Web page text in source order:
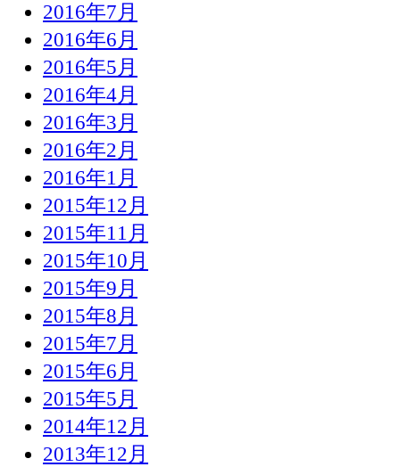
2016年7月
2016年6月
2016年5月
2016年4月
2016年3月
2016年2月
2016年1月
2015年12月
2015年11月
2015年10月
2015年9月
2015年8月
2015年7月
2015年6月
2015年5月
2014年12月
2013年12月